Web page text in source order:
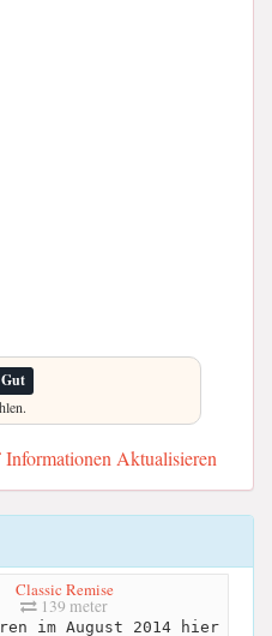
Gut
Informationen Aktualisieren
Classic Remise
139 meter
im August 2014 hier